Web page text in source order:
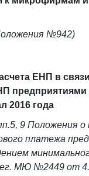
№942)
ЕНП в
2016 года
9 Положения о
платежа
МЮ №2449 от